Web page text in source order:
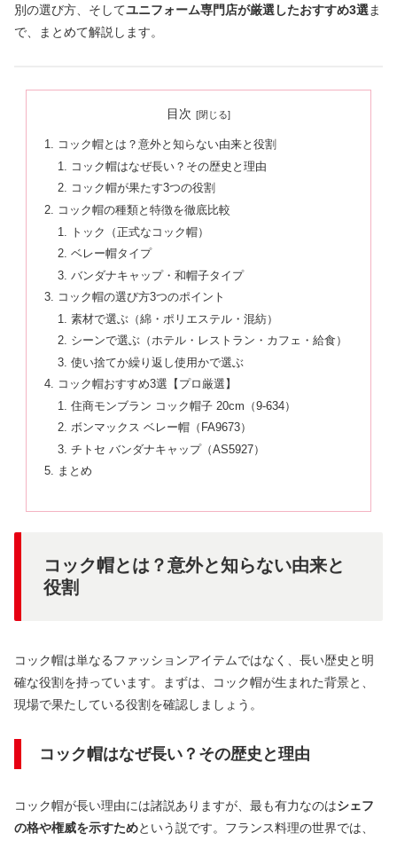
別の選び方、そしてユニフォーム専門店が厳選したおすすめ3選 ま
で、まとめて解説します。
目次
コック帽とは？意外と知らない由来と役割
コック帽はなぜ長い？その歴史と理由
コック帽が果たす3つの役割
コック帽の種類と特徴を徹底比較
トック（正式なコック帽）
ベレー帽タイプ
バンダナキャップ・和帽子タイプ
コック帽の選び方3つのポイント
素材で選ぶ（綿・ポリエステル・混紡）
シーンで選ぶ（ホテル・レストラン・カフェ・給食）
使い捨てか繰り返し使用かで選ぶ
コック帽おすすめ3選【プロ厳選】
住商モンブラン コック帽子 20cm（9-634）
ボンマックス ベレー帽（FA9673）
チトセ バンダナキャップ（AS5927）
まとめ
コック帽とは？意外と知らない由来と
役割
コック帽は単なるファッションアイテムではなく、長い歴史と明
確な役割を持っています。まずは、コック帽が生まれた背景と、
現場で果たしている役割を確認しましょう。
コック帽はなぜ長い？その歴史と理由
コック帽が長い理由には諸説ありますが、最も有力なのはシェフ
の格や権威を示すためという説です。フランス料理の世界では、